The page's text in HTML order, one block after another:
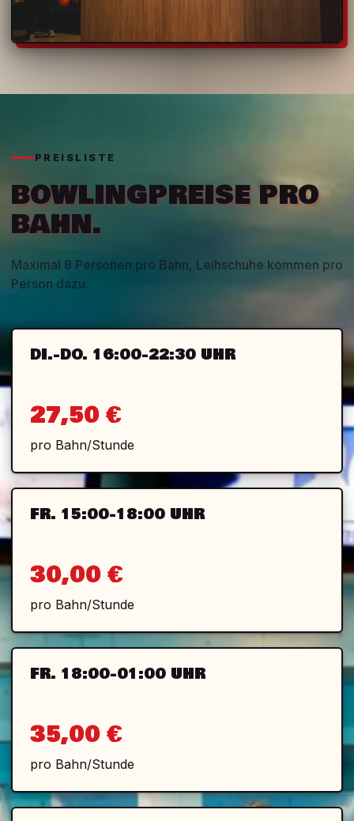
PREISLISTE
BOWLINGPREISE PRO
BAHN.
Maximal 8 Personen pro Bahn, Leihschuhe kommen pro
Person dazu.
DI.-DO. 16:00-22:30 UHR
27,50 €
pro Bahn/Stunde
FR. 15:00-18:00 UHR
30,00 €
pro Bahn/Stunde
FR. 18:00-01:00 UHR
35,00 €
pro Bahn/Stunde